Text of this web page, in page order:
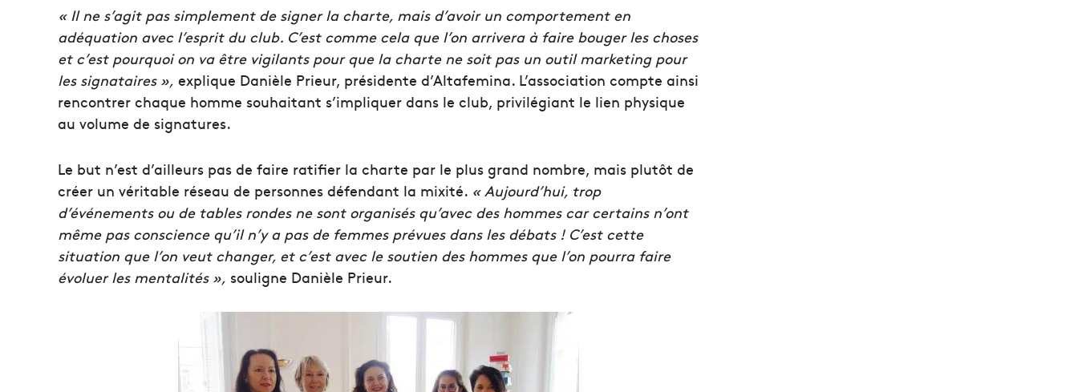
« Il ne s’agit pas simplement de signer la charte, mais d’avoir un comportement en
adéquation avec l’esprit du club. C’est comme cela que l’on arrivera à faire bouger les choses
et c’est pourquoi on va être vigilants pour que la charte ne soit pas un outil marketing pour
les signataires », explique Danièle Prieur, présidente d’Altafemina. L’association compte ainsi
rencontrer chaque homme souhaitant s’impliquer dans le club, privilégiant le lien physique
au volume de signatures.
Le but n’est d’ailleurs pas de faire ratifier la charte par le plus grand nombre, mais plutôt de
créer un véritable réseau de personnes défendant la mixité. « Aujourd’hui, trop
d’événements ou de tables rondes ne sont organisés qu’avec des hommes car certains n’ont
même pas conscience qu’il n’y a pas de femmes prévues dans les débats ! C’est cette
situation que l’on veut changer, et c’est avec le soutien des hommes que l’on pourra faire
évoluer les mentalités », souligne Danièle Prieur.